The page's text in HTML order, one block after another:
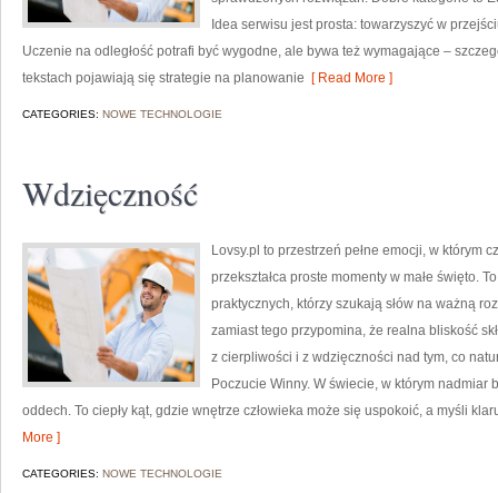
Idea serwisu jest prosta: towarzyszyć w
Uczenie na odległość potrafi być wygodne, ale bywa też wymagające –
tekstach pojawiają się strategie na planowanie [ Read More ]
CATEGORIES: NOWE TECHNOLOGIE
Wdzięczność
Lovsy.pl to przestrzeń pełne emocji, w którym
przekształca proste momenty w małe święto.
praktycznych, którzy szukają słów na ważną
zamiast tego przypomina, że realna bliskość
z cierpliwości i z wdzięczności nad tym, co
Poczucie Winny. W świecie, w którym nadmiar
oddech. To ciepły kąt, gdzie wnętrze człowieka może się uspokoić, a myśli
More ]
CATEGORIES: NOWE TECHNOLOGIE